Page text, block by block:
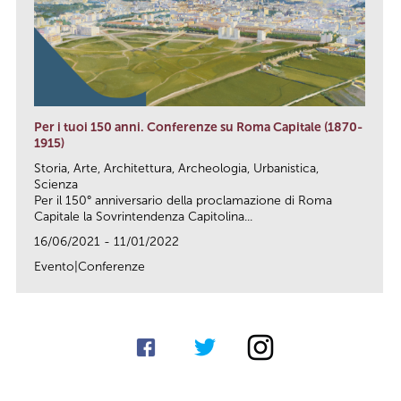
Per i tuoi 150 anni. Conferenze su Roma Capitale (1870-
1915)
Storia, Arte, Architettura, Archeologia, Urbanistica,
Scienza
Per il 150° anniversario della proclamazione di Roma
Capitale la Sovrintendenza Capitolina...
16/06/2021 - 11/01/2022
Evento|Conferenze